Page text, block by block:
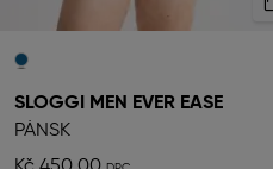
SLOGGI MEN EVER EASE
PÁNSK